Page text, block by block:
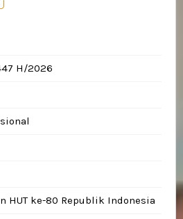
H/2026
HUT ke-80 Republik Indonesia